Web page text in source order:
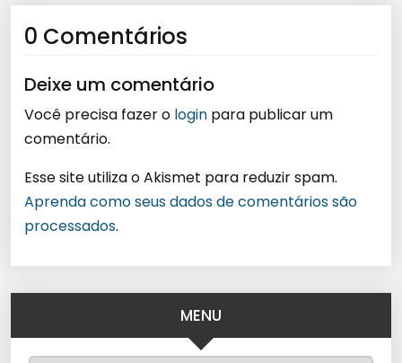
0 Comentários
Deixe um comentário
Você precisa fazer o login para publicar um
comentário.
Esse site utiliza o Akismet para reduzir spam.
Aprenda como seus dados de comentários são
processados.
MENU